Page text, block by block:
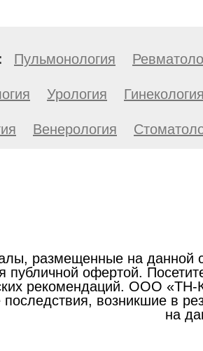
Пульмонология
Урология
Венерология
размещенные на данной
публичной офертой.
рекомендаций. ООО «ТН-
последствия, возникшие в
на